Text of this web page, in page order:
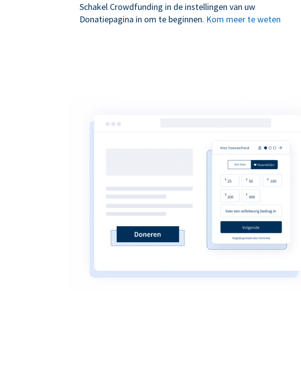
Schakel Crowdfunding in de instellingen van uw
Donatiepagina in om te beginnen. Kom meer te weten